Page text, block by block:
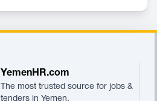
YemenHR.com
The most trusted source for jobs &
tenders in Yemen.